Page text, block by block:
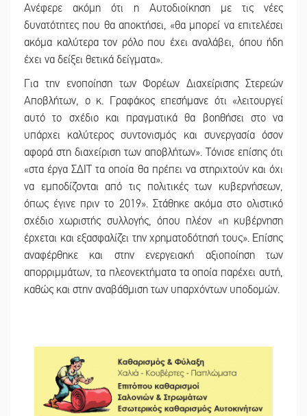
Ανέφερε ακόμη ότι η Αυτοδιοίκηση με τις νέες
δυνατότητες που θα αποκτήσει, «θα μπορεί να επιτελέσει
ακόμα καλύτερα τον ρόλο που έχει αναλάβει, όπου ήδη
έχει να δείξει θετικά δείγματα».
Για την ενοποίηση των Φορέων Διαχείρισης Στερεών
Αποβλήτων, ο κ. Γραφάκος επεσήμανε ότι «λειτουργεί
αυτό το σχέδιο και πραγματικά θα βοηθήσει στο να
υπάρχει καλύτερος συντονισμός και συνεργασία όσον
αφορά στη διαχείριση των αποβλήτων». Τόνισε επίσης ότι
«στα έργα ΣΔΙΤ τα οποία θα πρέπει να στηριχτούν και όχι
να εμποδίζονται από τις πολιτικές των κυβερνήσεων,
όπως έγινε πριν το 2019». Στάθηκε ακόμα στο ολιστικό
σχέδιο χωριστής συλλογής, όπου πλέον «η κυβέρνηση
έρχεται και εξασφαλίζει την χρηματοδότησή τους». Επίσης
αναφέρθηκε και στην ενεργειακή αξιοποίηση των
απορριμμάτων, τα πλεονεκτήματα τα οποία παρέχει αυτή,
καθώς και στην αναβάθμιση των υπαρχόντων υποδομών.